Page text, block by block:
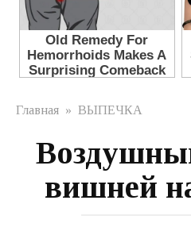
Главная » ВЫПЕЧКА
вишней